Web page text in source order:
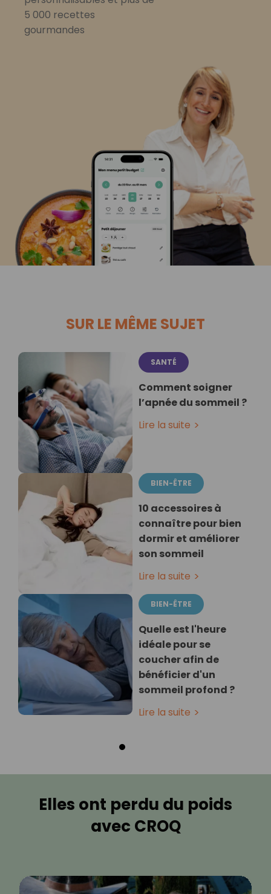
5 000 recettes
gourmandes
SUR LE MÊME SUJET
SANTÉ
Comment soigner
l’apnée du sommeil ?
Lire la suite
BIEN-ÊTRE
10 accessoires à
connaître pour bien
dormir et améliorer
son sommeil
Lire la suite
BIEN-ÊTRE
Quelle est l'heure
idéale pour se
coucher afin de
bénéficier d'un
sommeil profond ?
Lire la suite
Elles ont perdu du poids
avec CROQ